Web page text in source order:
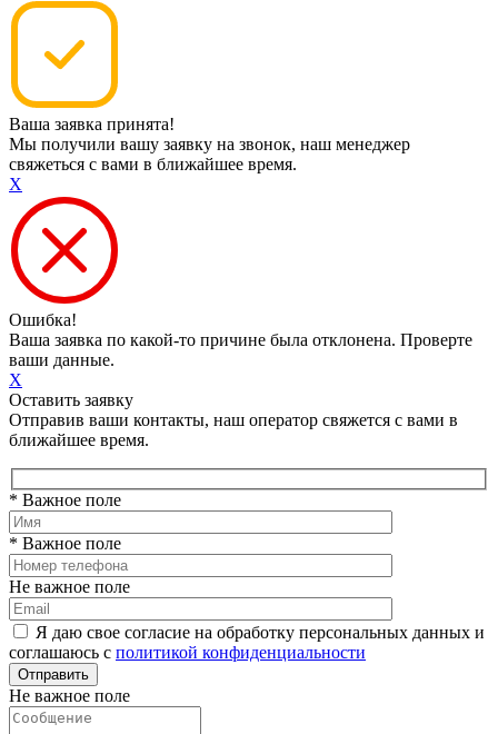
Ваша заявка принята!
Мы получили вашу заявку на звонок, наш менеджер
свяжеться с вами в ближайшее время.
X
Ошибка!
Ваша заявка по какой-то причине была отклонена. Проверте
ваши данные.
X
Оставить заявку
Отправив ваши контакты, наш оператор свяжется с вами в
ближайшее время.
* Важное поле
* Важное поле
Не важное поле
Я даю свое согласие на обработку персональных данных и
соглашаюсь с политикой конфиденциальности
Не важное поле